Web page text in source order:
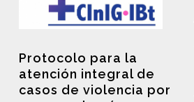
Protocolo para la
atención integral de
casos de violencia por